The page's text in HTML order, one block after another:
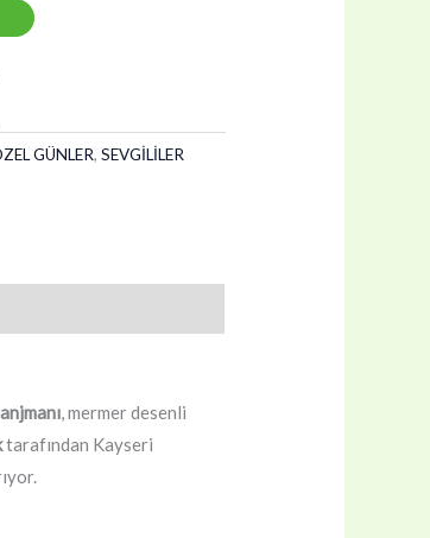
GÜNLER, SEVGİLİLER
, mermer desenli
tarafından Kayseri